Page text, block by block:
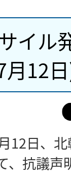
イル
月12
12日、
、抗議声